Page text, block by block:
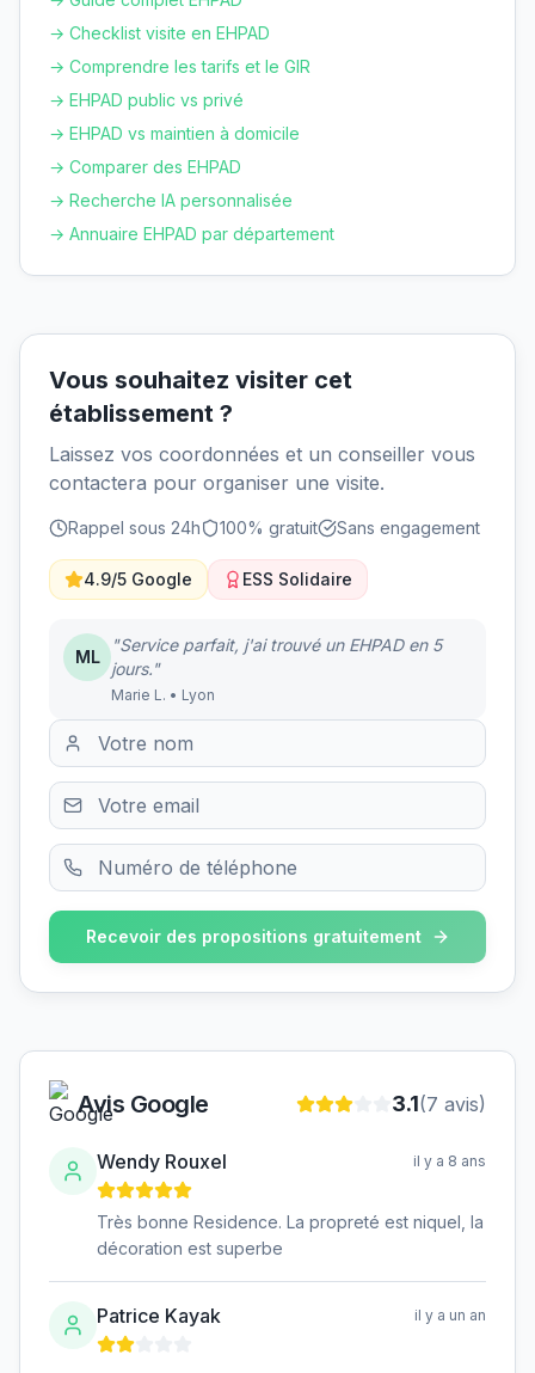
→ Checklist visite en EHPAD
→ Comprendre les tarifs et le GIR
→ EHPAD public vs privé
→ EHPAD vs maintien à domicile
→ Comparer des EHPAD
→ Recherche IA personnalisée
→ Annuaire EHPAD par département
Vous souhaitez visiter cet
établissement ?
Laissez vos coordonnées et un conseiller vous
contactera pour organiser une visite.
Rappel sous 24h 100% gratuit Sans engagement
4.9/5 Google ESS Solidaire
ML
"Service parfait, j'ai trouvé un EHPAD en 5
jours."
Marie L. • Lyon
Recevoir des propositions gratuitement
Avis Google 3.1(7 avis)
Wendy Rouxel il y a 8 ans
Très bonne Residence. La propreté est niquel, la
décoration est superbe
Patrice Kayak il y a un an